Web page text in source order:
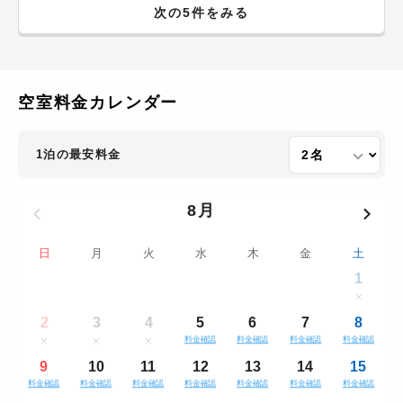
次の5件をみる
空室料金カレンダー
1泊の最安料金
8月
日 月 火 水 木 金 土
1
2 3 4 5
料金確認
6
料金確認
7
料金確認
8
料金確認
9
料金確認
10
料金確認
11
料金確認
12
料金確認
13
料金確認
14
料金確認
15
料金確認